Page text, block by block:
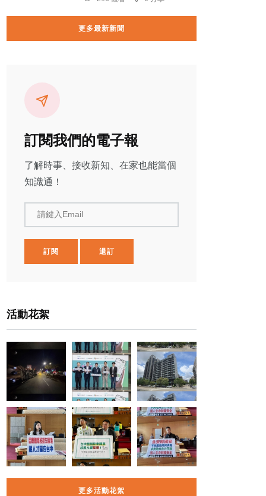
更多最新新聞
訂閱我們的電子報
了解時事、接收新知、在家也能當個
知識通！
請鍵入Email
訂閱 退訂
活動花絮
更多活動花絮